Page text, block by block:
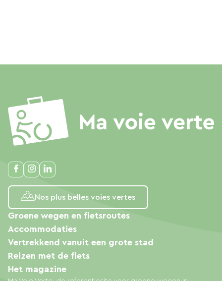
Nos plus belles voies vertes
Groene wegen en fietsroutes
Accommodaties
Vertrekkend vanuit een grote stad
Reizen met de fiets
Het magazine